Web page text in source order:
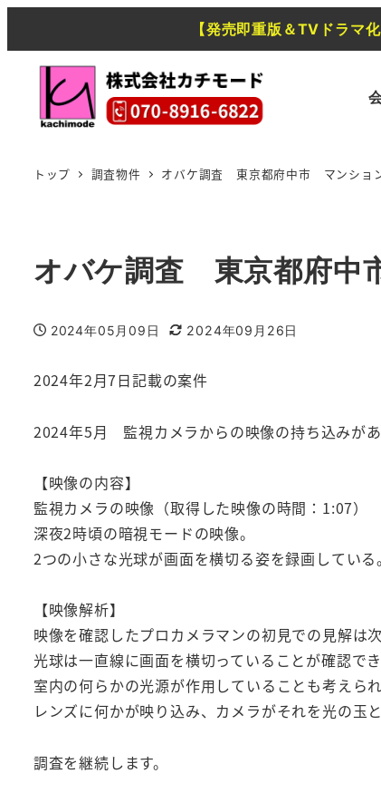
【発売即重版＆TVドラ
トップ 調査物件 オバケ調査 東京都府中市 マンシ
オバケ調査 東京都府
投稿日
2024年05月09日
更新日
2024年09月26日
2024年2月7日記載の案件
2024年5月 監視カメラからの映像の持ち込みがあ
【映像の内容】
監視カメラの映像（取得した映像の時間：1:07）
深夜2時頃の暗視モードの映像。
2つの小さな光球が画面を横切る姿を録画してい
【映像解析】
映像を確認したプロカメラマンの初見での見解は次
光球は一直線に画面を横切っていることが確認で
室内の何らかの光源が作用していることも考えら
レンズに何かが映り込み、カメラがそれを光の玉
調査を継続します。